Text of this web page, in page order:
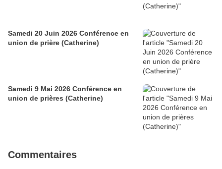
Samedi 20 Juin 2026 Conférence en
union de prière (Catherine)
Samedi 9 Mai 2026 Conférence en
union de prières (Catherine)
Commentaires